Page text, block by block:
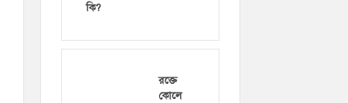
কি?
রক্তে
কোলে